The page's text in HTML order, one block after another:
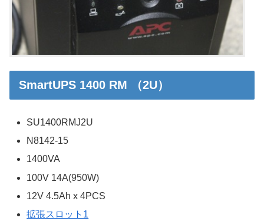
SmartUPS 1400 RM （2U）
SU1400RMJ2U
N8142-15
1400VA
100V 14A(950W)
12V 4.5Ah x 4PCS
拡張スロット1